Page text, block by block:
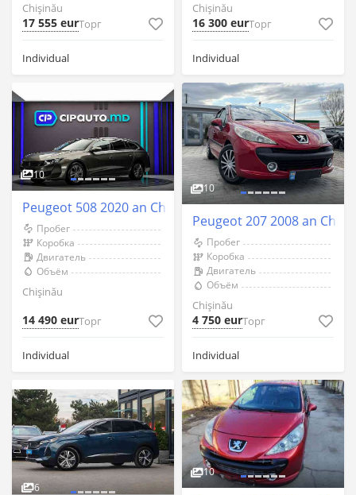
Chişinău
17 555 eurТорг
Individual
Chişinău
16 300 eurТорг
Individual
10
Peugeot 508 2020 an Chişinău
Пробег
Коробка
Двигатель
Объём
Chişinău
14 490 eurТорг
Individual
10
Peugeot 207 2008 an
Пробег
Коробка
Двигатель
Объём
Chişinău
4 750 eurТорг
Individual
6
10